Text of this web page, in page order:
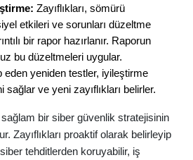
Zayıflıkları, sömürü
etkileri ve sorunları düzeltme
bir rapor hazırlanır. Raporun
bu düzeltmeleri uygular.
eden yeniden testler, iyileştirme
sağlar ve yeni zayıflıkları belirler.
bir siber güvenlik stratejisinin
Zayıflıkları proaktif olarak belirleyip
tehditlerden koruyabilir, iş